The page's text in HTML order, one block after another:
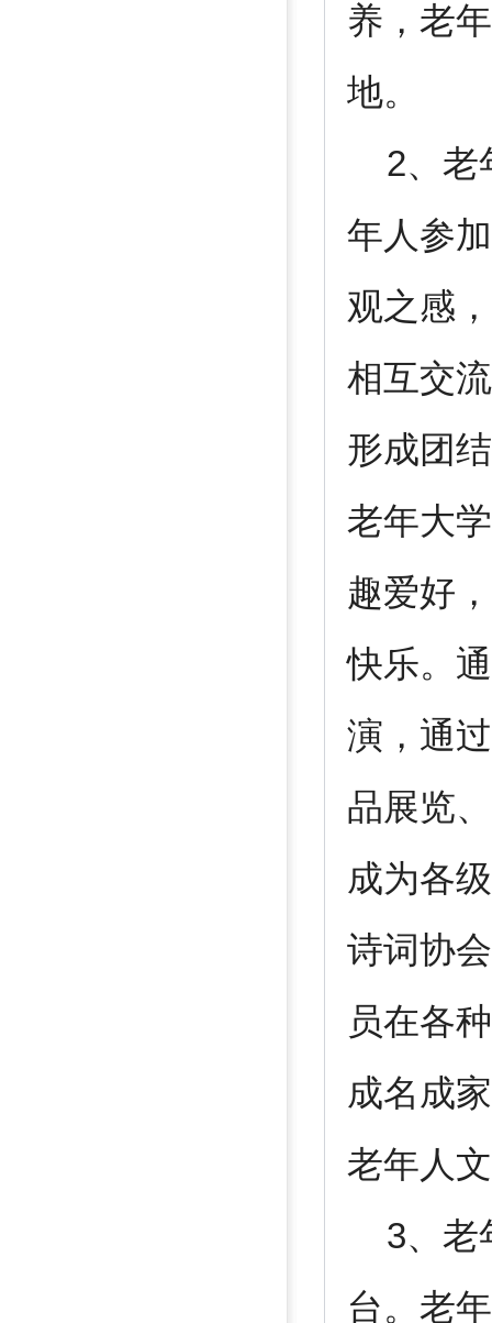
养，老
地。
2、老
年人参
观之感
相互交
形成团
老年大
趣爱好
快乐。
演，通
品展览
成为各
诗词协
员在各
成名成
老年人
3、老
台。老